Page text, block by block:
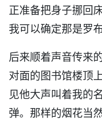
正准备把身子挪回
我可以确定那是罗
后来顺着声音传来
对面的图书馆楼顶
见他大声叫着我的
弹。那样的烟花当